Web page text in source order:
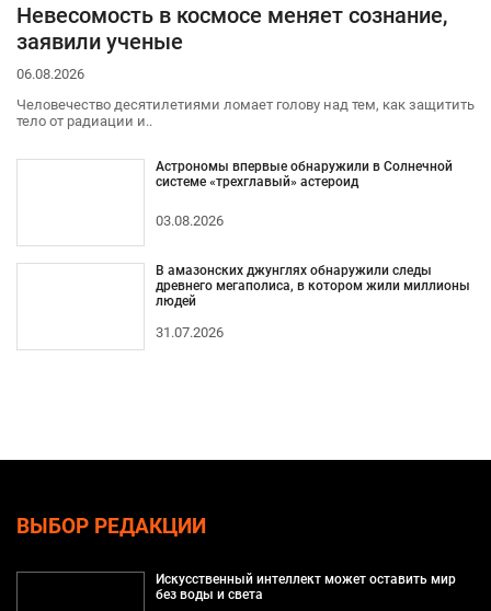
Невесомость в космосе меняет сознание,
заявили ученые
06.08.2026
Человечество десятилетиями ломает голову над тем, как защитить
тело от радиации и..
Астрономы впервые обнаружили в Солнечной
системе «трехглавый» астероид
03.08.2026
В амазонских джунглях обнаружили следы
древнего мегаполиса, в котором жили миллионы
людей
31.07.2026
ВЫБОР РЕДАКЦИИ
Искусственный интеллект может оставить мир
без воды и света